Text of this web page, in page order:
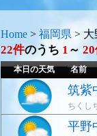
Home > 福岡県 > 大
22件のうち 1 ～
本日の天気 名前
筑紫
ちくし
平野